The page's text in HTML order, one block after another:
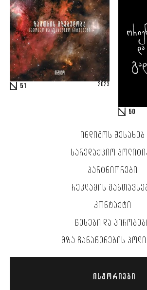
51 2023
50
ᲘᲜᲓᲘᲒᲝᲡ ᲨᲔᲡᲐᲮᲔᲑ
ᲡᲐᲠᲔᲓᲐᲥᲪᲘᲝ
ᲞᲐᲠᲢᲜᲘᲝᲠᲔᲑᲘ
ᲠᲔᲙᲚᲐᲛᲘᲡ
ᲙᲝᲜᲢᲐᲥᲢᲘ
ᲬᲔᲡᲔᲑᲘ ᲓᲐ
ᲛᲖᲐ ᲩᲐᲜᲐᲬᲔᲠᲔᲑᲘᲡ
ᲘᲡᲢᲝᲠᲘᲔᲑᲘ